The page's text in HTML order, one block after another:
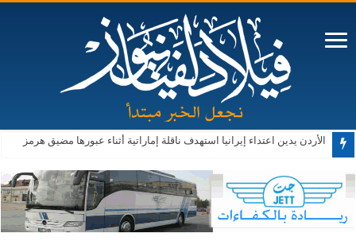
الأردن يدين اعتداء إيرانيا استهدف ناقلة إماراتية أثناء عبورها مضيق هرمز
88.7 دينارا سعر الذهب “عيار 21” في السوق المحلية